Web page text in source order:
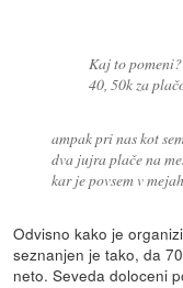
Kaj to
40, 50k za
ampak pri nas kot
dva jujra plače na
kar je povsem v
Odvisno kako je
seznanjen je tako, da
neto. Seveda doloceni